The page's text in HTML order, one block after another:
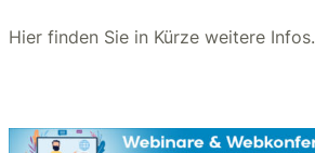
Hier finden Sie in Kürze weitere Infos.